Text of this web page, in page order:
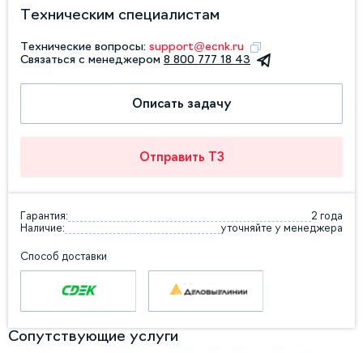
Техническим специалистам
Технические вопросы: support@ecnk.ru
Связаться с менеджером 8 800 777 18 43
Описать задачу
Отправить ТЗ
Гарантия:
2 года
Наличие:
уточняйте у менеджера
Способ доставки
Сопутствующие услуги